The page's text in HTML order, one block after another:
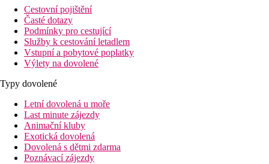
Cestovní pojištění
Časté dotazy
Podmínky pro cestující
Služby k cestování letadlem
Vstupní a pobytové poplatky
Výlety na dovolené
Typy dovolené
Letní dovolená u moře
Last minute zájezdy
Animační kluby
Exotická dovolená
Dovolená s dětmi zdarma
Poznávací zájezdy